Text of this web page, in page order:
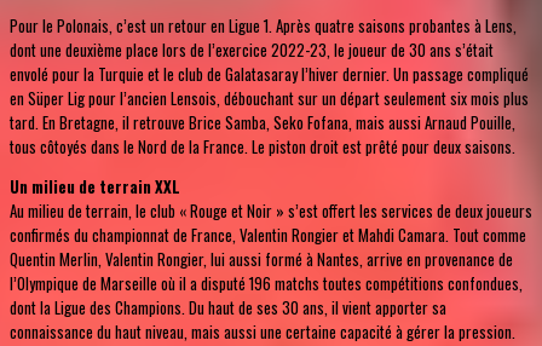
Pour le Polonais, c’est un retour en Ligue 1. Après quatre saisons probantes à Lens,
dont une deuxième place lors de l’exercice 2022-23, le joueur de 30 ans s’était
envolé pour la Turquie et le club de Galatasaray l’hiver dernier. Un passage compliqué
en Süper Lig pour l’ancien Lensois, débouchant sur un départ seulement six mois plus
tard. En Bretagne, il retrouve Brice Samba, Seko Fofana, mais aussi Arnaud Pouille,
tous côtoyés dans le Nord de la France. Le piston droit est prêté pour deux saisons.
Un milieu de terrain XXL
Au milieu de terrain, le club « Rouge et Noir » s’est offert les services de deux joueurs
confirmés du championnat de France, Valentin Rongier et Mahdi Camara. Tout comme
Quentin Merlin, Valentin Rongier, lui aussi formé à Nantes, arrive en provenance de
l’Olympique de Marseille où il a disputé 196 matchs toutes compétitions confondues,
dont la Ligue des Champions. Du haut de ses 30 ans, il vient apporter sa
connaissance du haut niveau, mais aussi une certaine capacité à gérer la pression.